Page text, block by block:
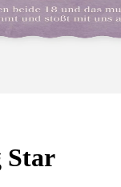
Star